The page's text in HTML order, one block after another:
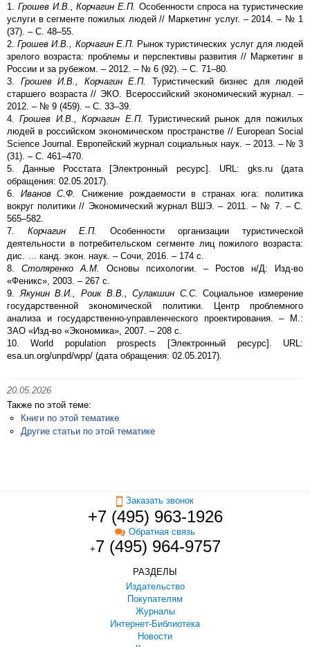
1. Грошев И.В., Корчагин Е.П. Особенности спроса на туристические
услуги в сегменте пожилых людей // Маркетинг услуг. – 2014. – № 1
(37). – С. 48–55.
2.Грошев И.В., Корчагин Е.П. Рынок туристических услуг для людей
зрелого возраста: проблемы и перспективы развития // Маркетинг в
России и за рубежом. – 2012. – № 6 (92). – С. 71–80.
3. Грошев И.В., Корчагин Е.П. Туристический бизнес для людей
старшего возраста // ЭКО. Всероссийский экономический журнал. –
2012. – № 9 (459). – С. 33–39.
4 . Грошев И.В., Корчагин Е.П. Туристический рынок для пожилых
людей в российском экономическом пространстве // European Social
Science Journal. Европейский журнал социальных наук. – 2013. – № 3
(31). – С. 461–470.
5. Данные Росстата [Электронный ресурс]. URL: gks.ru (дата
обращения: 02.05.2017).
6. Иванов С.Ф. Снижение рождаемости в странах юга: политика
вокруг политики // Экономический журнал ВШЭ. – 2011. – № 7. – C.
565–582.
7 . Корчагин Е.П. Особенности организации туристической
деятельности в потребительском сегменте лиц пожилого возраста:
дис. … канд. экон. наук. – Сочи, 2016. – 174 c.
8. Столяренко А.М. Основы психологии. – Ростов н/Д: Изд-во
«Феникс», 2003. – 267 с.
9. Якунин В.И., Роик В.В., Сулакшин С.С.Социальное измерение
государственной экономической политики. Центр проблемного
анализа и государственно-управленческого проектирования. – М.:
ЗАО «Изд-во «Экономика», 2007. – 208 с.
10. World population prospects [Электронный ресурс]. URL:
esa.un.org/unpd/wpp/ (дата обращения: 02.05.2017).
20.05.2026
Также по этой теме:
Книги по этой тематике
Другие статьи по этой тематике
Заказать звонок
+7 (495) 963-1926
Обратная связь
+7 (495) 964-9757
РАЗДЕЛЫ
Издательство
Покупателям
Журналы
Интернет-Библиотека
Новости